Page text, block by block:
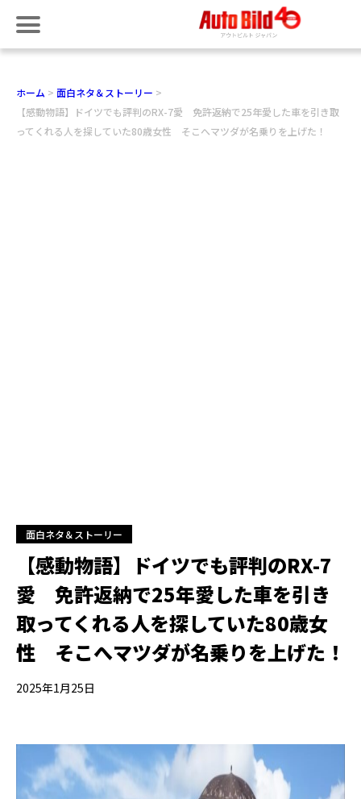
ホーム
面白ネタ＆ストーリー
【感動物語】ドイツでも評判のRX-7愛 免許返納で25年愛した車を引き取
ってくれる人を探していた80歳女性 そこへマツダが名乗りを上げた！
面白ネタ＆ストーリー
【感動物語】ドイツでも評判のRX-7
愛 免許返納で25年愛した車を引き
取ってくれる人を探していた80歳女
性 そこへマツダが名乗りを上げた！
2025年1月25日